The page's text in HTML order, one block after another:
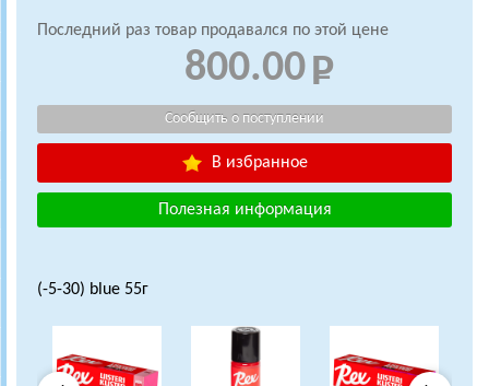
Последний раз товар продавался по этой цене
800.00
В избранное
Полезная информация
(-5-30) blue 55г